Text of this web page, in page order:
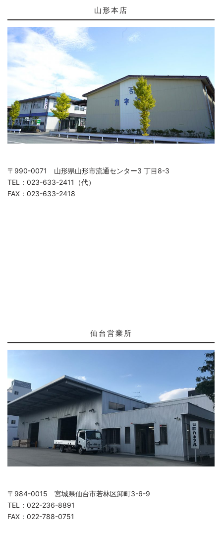
山形本店
〒990-0071 山形県山形市流通センター3 丁目8-3
TEL：023-633-2411（代）
FAX：023-633-2418
仙台営業所
〒984-0015 宮城県仙台市若林区卸町3-6-9
TEL：022-236-8891
FAX：022-788-0751